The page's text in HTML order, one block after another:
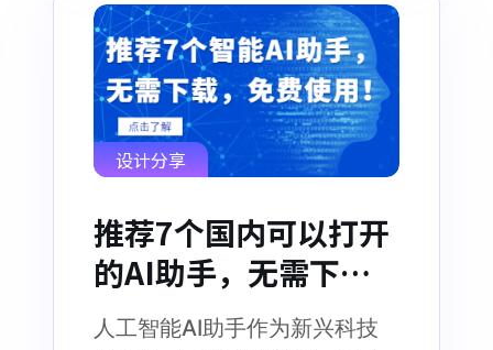
设计分享
推荐7个国内可以打开
的AI助手，无需下
载，免费使用！
人工智能AI助手作为新兴科技